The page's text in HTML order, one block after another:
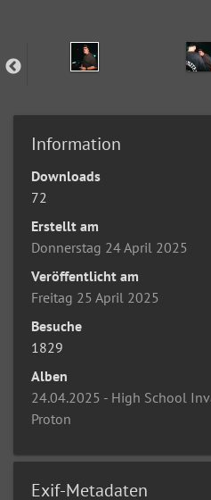
Information
Downloads
72
Erstellt am
Donnerstag 24 April 2025
Veröffentlicht am
Freitag 25 April 2025
Besuche
1829
Alben
24.04.2025 - High School
Proton
Exif-Metadaten